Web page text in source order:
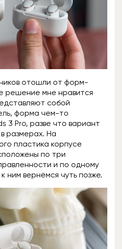
отошли от форм-
решение мне нравится
собой
форма чем-то
3 Pro, разве что вариант
размерах. На
пластика корпусе
по три
и по одному
ним вернёмся чуть позже.